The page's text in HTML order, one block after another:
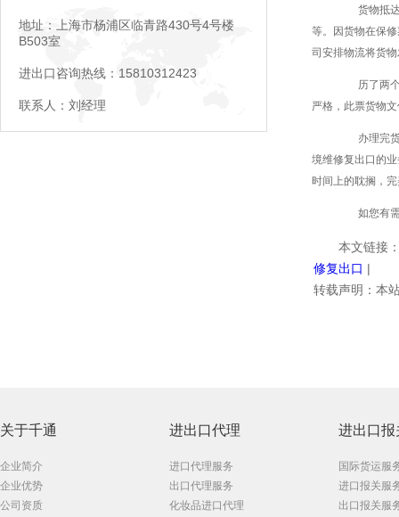
地址：上海市杨浦区临青路430号4号楼
B503室
进出口咨询热线：15810312423
联系人：刘经理
货物抵达
等。因货物在保
司安排物流将货
历了两个
严格，此票货物
办理完货
境维修复出口的
时间上的耽搁，
如您有需
本文链接
修复出口 |
转载声明：本
关于千通
企业简介
企业优势
公司资质
进出口代理
进口代理服务
出口代理服务
化妆品进口代理
进出口报
国际货运服
进口报关服
出口报关服